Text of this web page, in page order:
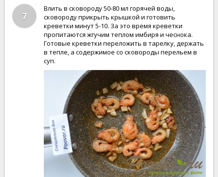
7
Влить в сковороду 50-80 мл горячей воды,
сковороду прикрыть крышкой и готовить
креветки минут 5-10. За это время креветки
пропитаются жгучим теплом имбиря и чеснока.
Готовые креветки переложить в тарелку, держать
в тепле, а содержимое со сковороды перельем в
суп.